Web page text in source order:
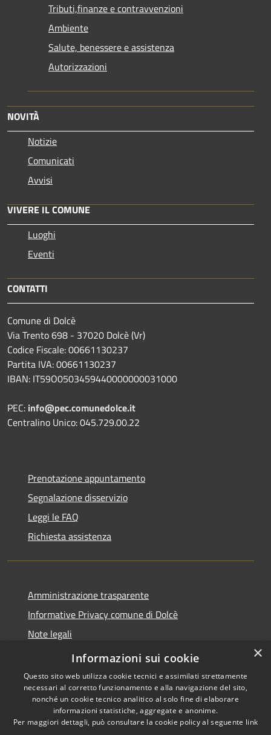
Tributi,finanze e contravvenzioni
Ambiente
Salute, benessere e assistenza
Autorizzazioni
NOVITÀ
Notizie
Comunicati
Avvisi
VIVERE IL COMUNE
Luoghi
Eventi
CONTATTI
Comune di Dolcè
Via Trento 698 - 37020 Dolcè (Vr)
Codice Fiscale: 00661130237
Partita IVA: 00661130237
IBAN: IT59O0503459440000000031000
PEC: info@pec.comunedolce.it
Centralino Unico: 045.729.00.22
Prenotazione appuntamento
Segnalazione disservizio
Leggi le FAQ
Richiesta assistenza
Amministrazione trasparente
Informative Privacy comune di Dolcè
Note legali
Dichiarazione di accessibilità
Accessibilità
Copyright © 2026 • Comune di
Dolcè • Powered by
×
Informazioni sui cookie
Questo sito web utilizza cookie tecnici e assimilati strettamente
necessari al corretto funzionamento e alla navigazione del sito,
nonché un cookie tecnico analitico al solo fine di elaborare
informazioni statistiche, aggregate e anonime.
Per maggiori dettagli, può consultare la cookie policy al seguente link